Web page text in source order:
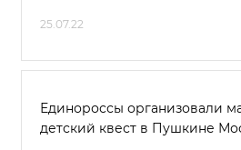
25.07.22
Единороссы организовали
детский квест в Пушкине